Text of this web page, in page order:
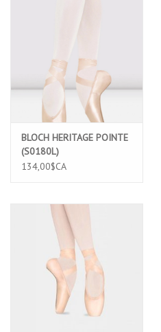
BLOCH HERITAGE POINTE
(S0180L)
134,00$CA